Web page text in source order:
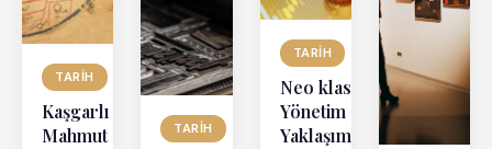
TARIH
Kaşgarlı
Mahmut
TARIH
TARIH
Neo klasik
Yönetim
Yaklaşımı